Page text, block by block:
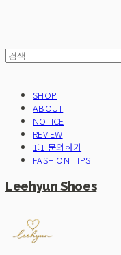
SHOP
ABOUT
NOTICE
REVIEW
1:1 문의하기
FASHION TIPS
Leehyun Shoes